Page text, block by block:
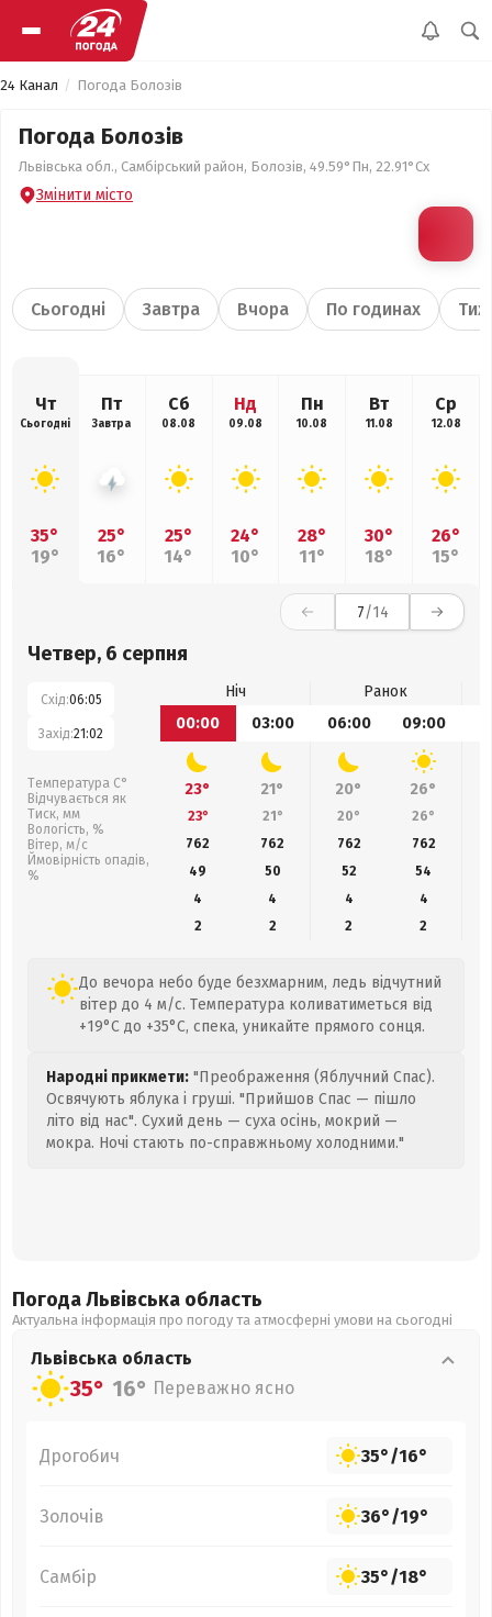
24 Канал Погода Болозів
Погода Болозів
Львівська обл., Самбірський район, Болозів, 49.59°Пн, 22.91°Сх
Змінити місто
Сьогодні Завтра Вчора По годинах
Чт
Сьогодні
35°
19°
Пт
Завтра
25°
16°
Сб
08.08
25°
14°
Нд
09.08
24°
10°
Пн
10.08
28°
11°
Вт
11.08
30°
18°
Ср
12.08
26°
15°
7/14
Четвер, 6 серпня
Схід:06:05
Захід:21:02
Температура С°
Відчувається як
Тиск, мм
Вологість, %
Вітер, м/с
Ймовірність опадів,
%
Ніч
Ранок
00:00
03:00 06:00 09:00
23° 21° 20° 26°
23° 21° 20° 26°
762
762 762 762
49
50 52
54
4
4 4
4
2
2 2 2
До вечора небо буде безхмарним, ледь відчутний
вітер до 4 м/с. Температура коливатиметься від
+19°C до +35°C, спека, уникайте прямого сонця.
Народні прикмети: "Преображення (Яблучний Спас).
Освячують яблука і груші. "Прийшов Спас — пішло
літо від нас". Сухий день — суха осінь, мокрий —
мокра. Ночі стають по-справжньому холодними."
Погода Львівська область
Актуальна інформація про погоду та атмосферні умови на сьогодні
Львівська область
35° 16° Переважно ясно
Дрогобич 35°/16°
Золочів 36°/19°
Самбір 35°/18°